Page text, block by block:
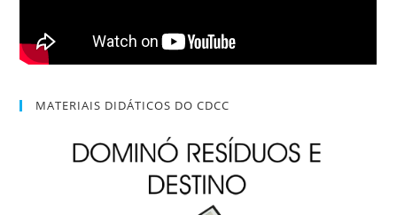
MATERIAIS DIDÁTICOS DO CDCC